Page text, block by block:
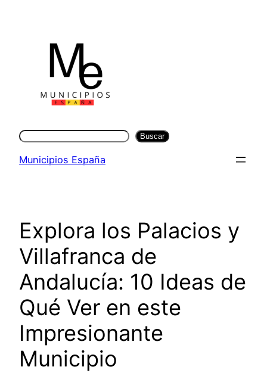
contenido
Buscar Buscar
Municipios España
Explora los Palacios y
Villafranca de
Andalucía: 10 Ideas de
Qué Ver en este
Impresionante
Municipio